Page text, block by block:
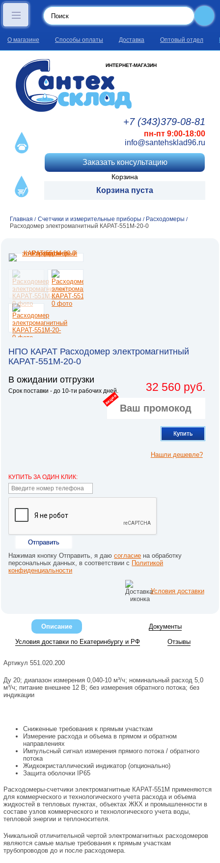
О магазине Способы оплаты Доставка Оптовый отдел
ИНТЕРНЕТ-МАГАЗИН
+7 (343)379-08-81
пн-пт 9:00-18:00
info@santehsklad96.ru
Заказать консультацию
Корзина
Корзина пуста
Главная / Счетчики и измерительные приборы / Расходомеры /
Расходомер электромагнитный КАРАТ-551М-20-0
НПО КАРАТ Расходомер электромагнитный
КАРАТ-551М-20-0
В ожидании отгрузки
Срок поставки - до 10-ти рабочих дней. 32 560 руб.
акция
Купить
Нашли дешевле?
КУПИТЬ ЗА ОДИН КЛИК:
Отправить
Нажимая кнопку Отправить, я даюсогласие на обработку
персональных данных, в соответствии с Политикой
конфиденциальности
Условия доставки
Описание Документы
Условия доставки по Екатеринбургу и РФ Отзывы
Артикул 551.020.200
Ду 20; диапазон измерения 0,040-10 м³/ч; номинальный расход 5,0
м³/ч; питание внешнее 12 В; без измерения обратного потока; без
индикации
Сниженные требования к прямым участкам
Измерение расхода и объема в прямом и обратном
направлениях
Импульсный сигнал измерения прямого потока / обратного
потока
Жидкокристаллический индикатор (опционально)
Защита оболочки IP65
Расходомеры-счетчики электромагнитные КАРАТ-551М применяются
для коммерческого и технологического учета расхода и объема
жидкостей в тепловых пунктах, объектах ЖКХ и промышленности в
составе узлов коммерческого и технологического учета воды,
тепловой энергии и теплоносителя.
Уникальной отличительной чертой электромагнитных расходомеров
являются самые малые требования к прямым участкам
трубопроводов до и после расходомера.